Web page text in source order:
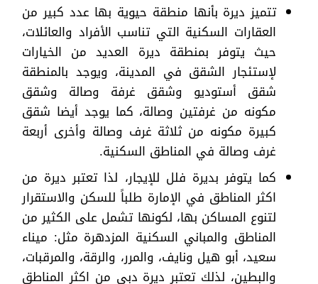
تتميز ديرة بأنها منطقة حيوية بها عدد كبير من
العقارات السكنية التي تناسب الأفراد والعائلات،
حيث يتوفر بمنطقة ديرة العديد من الخيارات
لإستئجار الشقق في المدينة، ويوجد بالمنطقة
شقق أستوديو وشقق غرفة وصالة وشقق
مكونه من غرفتين وصالة، كما يوجد أيضا شقق
كبيرة مكونه من ثلاثة غرف وصالة وأخرى أربعة
غرف وصالة في المناطق السكنية.
كما يتوفر بديرة فلل للإيجار، لذا تعتبر ديرة من
اكثر المناطق في الإمارة طلباً للسكن والاستقرار
لتنوع المساكن بها، لكونها تشمل على الكثير من
المناطق والمباني السكنية المزدهرة مثل: ميناء
سعيد، أبو هيل ونايف، والمرر، والرقة، والمرقبات،
والبطين، لذلك تعتبر ديرة دبي من اكثر المناطق